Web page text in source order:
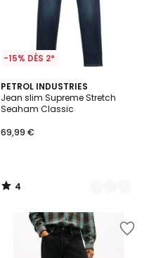
-15% DÈS 2*
PETROL INDUSTRIES
Jean slim Supreme Stretch
Seaham Classic
69,99 €
4
/
5
2
Couleurs
4
/